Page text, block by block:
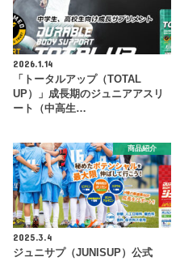
2026.1.14
「トータルアップ（TOTAL
UP）」成長期のジュニアアスリ
ート（中高生…
商品紹介
2025.3.4
ジュニサプ（JUNISUP）公式